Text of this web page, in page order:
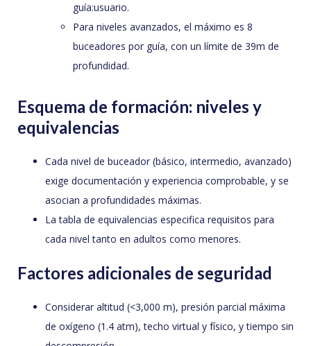
guía:usuario.
Para niveles avanzados, el máximo es 8
buceadores por guía, con un límite de 39m de
profundidad.
Esquema de formación: niveles y
equivalencias
Cada nivel de buceador (básico, intermedio, avanzado)
exige documentación y experiencia comprobable, y se
asocian a profundidades máximas.
La tabla de equivalencias especifica requisitos para
cada nivel tanto en adultos como menores.
Factores adicionales de seguridad
Considerar altitud (<3,000 m), presión parcial máxima
de oxígeno (1.4 atm), techo virtual y físico, y tiempo sin